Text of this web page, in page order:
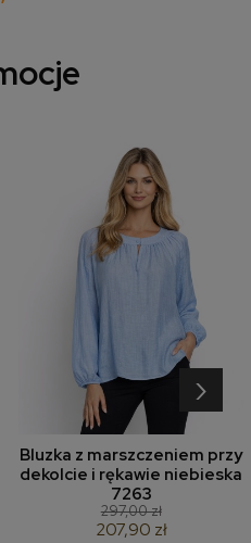
Bluzka z marszczeniem przy
dekolcie i rękawie niebieska
7263
297,00 zł
207,90 zł
›